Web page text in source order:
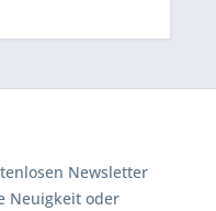
Newsletter
Neuigkeit oder